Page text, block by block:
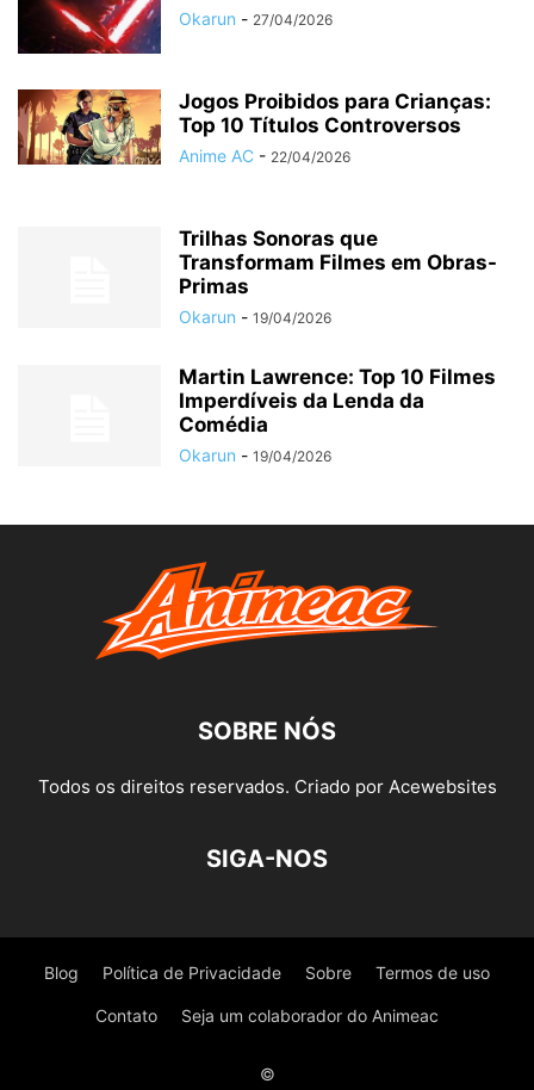
Okarun - 27/04/2026
Jogos Proibidos para Crianças:
Top 10 Títulos Controversos
Anime AC - 22/04/2026
Trilhas Sonoras que
Transformam Filmes em Obras-
Primas
Okarun - 19/04/2026
Martin Lawrence: Top 10 Filmes
Imperdíveis da Lenda da
Comédia
Okarun - 19/04/2026
SOBRE NÓS
Todos os direitos reservados. Criado por Acewebsites
SIGA-NOS
Blog Política de Privacidade Sobre Termos de uso
Contato Seja um colaborador do Animeac
©